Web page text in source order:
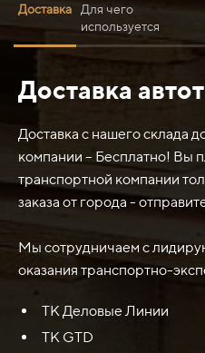
Доставка
Для чего
используется
Доставка
Доставка с нашего склада
компании – Бесплатно! Вы
транспортной компании
заказа от города -
Мы сотрудничаем с
оказания транспортно-
ТК Деловые Линии
ТК GTD
Нож ковша 123/04144
используется в качестве
замены изношенного или
ковше различных
экскаваторы, погрузчики и
восстановить
ковша, обеспечивая
скашивание, добычу или